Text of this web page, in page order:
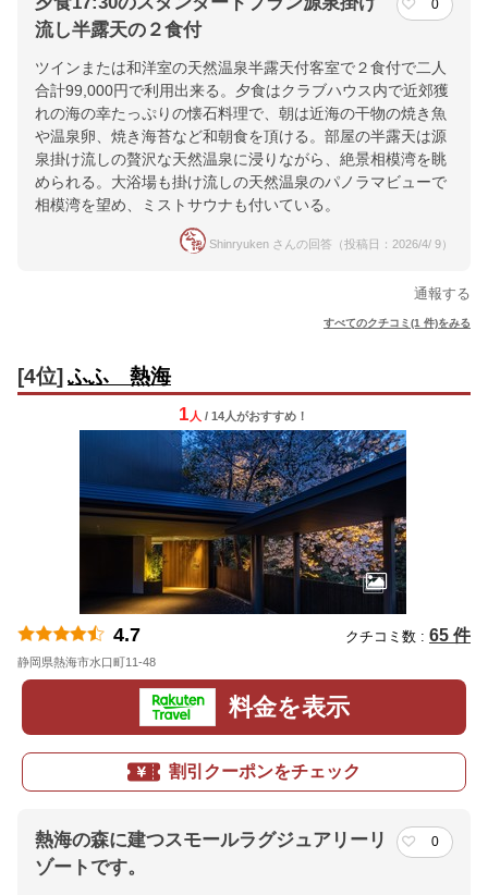
流し半露天の２食付
0
ツインまたは和洋室の天然温泉半露天付客室で２食付で二人
合計99,000円で利用出来る。夕食はクラブハウス内で近郊獲
れの海の幸たっぷりの懐石料理で、朝は近海の干物の焼き魚
や温泉卵、焼き海苔など和朝食を頂ける。部屋の半露天は源
泉掛け流しの贅沢な天然温泉に浸りながら、絶景相模湾を眺
められる。大浴場も掛け流しの天然温泉のパノラマビューで
相模湾を望め、ミストサウナも付いている。
Shinryuken さんの回答（投稿日：2026/4/ 9）
通報する
すべてのクチコミ(1 件)をみる
[4位] ふふ 熱海
1 人 / 14人がおすすめ！
4.7 クチコミ数 : 65 件
静岡県熱海市水口町11-48
料金を表示
割引クーポンをチェック
熱海の森に建つスモールラグジュアリーリ
ゾートです。
0